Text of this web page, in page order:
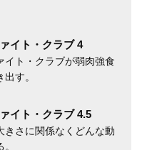
イト・クラブ 4
イト・クラブが弱肉強食
す。
イト・クラブ 4.5
きさに関係なくどんな動